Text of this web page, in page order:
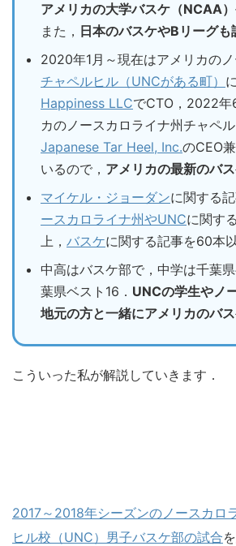
アメリカの大学バスケ（NCAA
また， 日本のバスケやBリーグも
2020年1月～現在はアメリカの
チャペルヒル（UNCがある町）
Happiness LLCでCTO，2022年
カのノースカロライナ州チャペ
Japanese Tar Heel, Inc.のCEO
いるので， アメリカの最新のバ
マイケル・ジョーダンに関する
ースカロライナ州やUNCに関す
上， バスケに関する記事を60本
中高はバスケ部で，中学は千葉
葉県ベスト16． UNCの学生やノ
地元の方と一緒にアメリカのバ
こういった私が解説していきます．
2017～2018年シーズンのノースカロ
ヒル校（UNC）男子バスケ部の試合